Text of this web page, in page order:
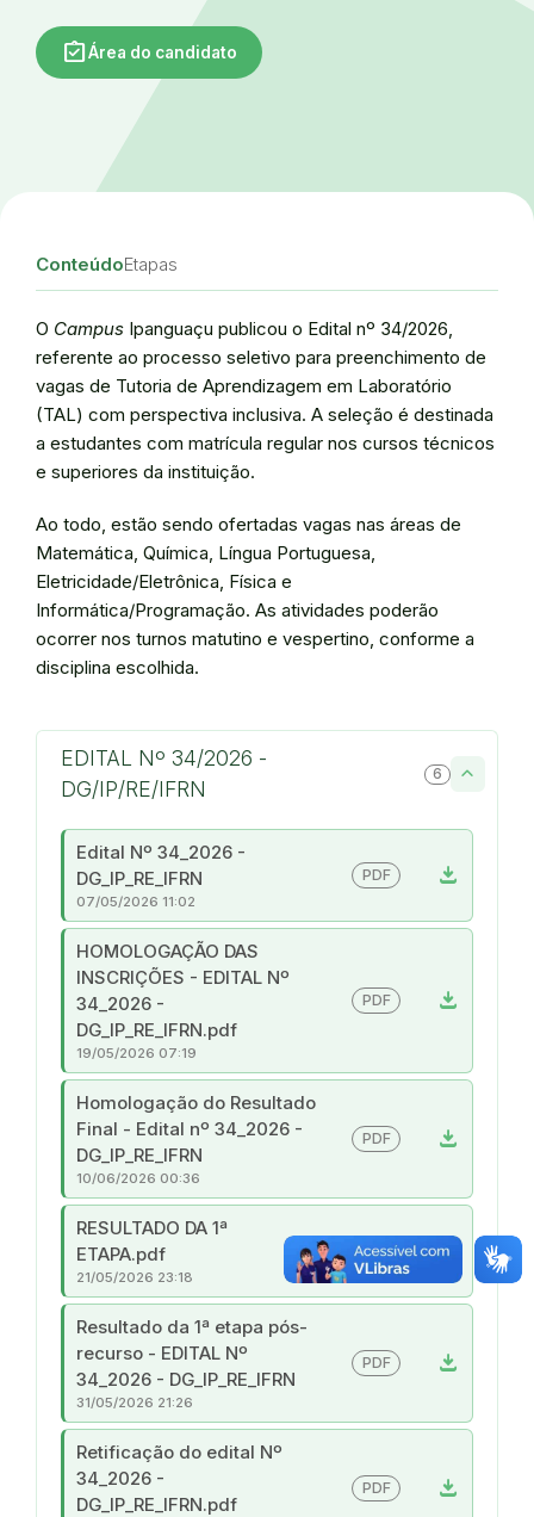
assignment_turned_inÁrea do candidato
ConteúdoEtapas
O Campus Ipanguaçu publicou o Edital nº 34/2026,
referente ao processo seletivo para preenchimento de
vagas de Tutoria de Aprendizagem em Laboratório
(TAL) com perspectiva inclusiva. A seleção é destinada
a estudantes com matrícula regular nos cursos técnicos
e superiores da instituição.
Ao todo, estão sendo ofertadas vagas nas áreas de
Matemática, Química, Língua Portuguesa,
Eletricidade/Eletrônica, Física e
Informática/Programação. As atividades poderão
ocorrer nos turnos matutino e vespertino, conforme a
disciplina escolhida.
EDITAL Nº 34/2026 -
DG/IP/RE/IFRN
6
Edital Nº 34_2026 -
DG_IP_RE_IFRN
download
PDF
07/05/2026 11:02
HOMOLOGAÇÃO DAS
INSCRIÇÕES - EDITAL Nº
34_2026 -
DG_IP_RE_IFRN.pdf
download
PDF
19/05/2026 07:19
Homologação do Resultado
Final - Edital nº 34_2026 -
DG_IP_RE_IFRN
download
PDF
10/06/2026 00:36
RESULTADO DA 1ª
ETAPA.pdf
download
PDF
21/05/2026 23:18
Resultado da 1ª etapa pós-
recurso - EDITAL Nº
34_2026 - DG_IP_RE_IFRN
download
PDF
31/05/2026 21:26
Retificação do edital Nº
34_2026 -
DG_IP_RE_IFRN.pdf
download
PDF